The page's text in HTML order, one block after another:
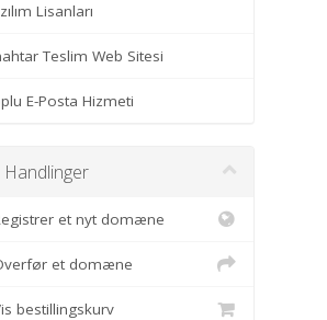
Lisanları
Teslim Web Sitesi
E-Posta Hizmeti
et nyt domæne
et domæne
bestillingskurv